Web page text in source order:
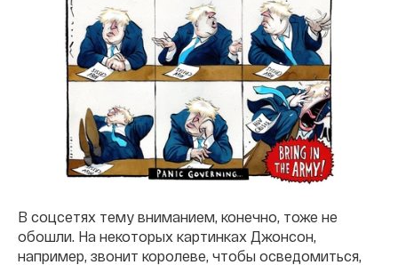
В соцсетях тему вниманием, конечно, тоже не
обошли. На некоторых картинках Джонсон,
например, звонит королеве, чтобы осведомиться,